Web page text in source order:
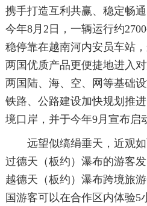
携手打造互利共赢、稳定畅
今年8月2日，一辆运行约
稳停靠在越南河内安员车站
两国优质产品更便捷地进入
两国陆、海、空、网等基础
铁路、公路建设加快规划推
境口岸，并于今年9月宣布启
远望似缟绢垂天，近观
过德天（板约）瀑布的游客
越德天（板约）瀑布跨境旅
国游客可以在合作区内体验5